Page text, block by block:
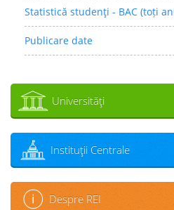
Statistică studenţi - BAC (toți
Publicare date
Universităţi
Instituţii Centrale
Despre REI